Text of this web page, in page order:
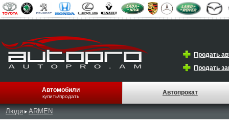
Продать
Продать
Автомобили
купить/продать
Автопрокат
Люди ARMEN